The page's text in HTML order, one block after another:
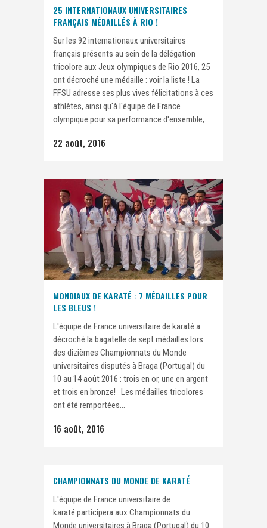
25 INTERNATIONAUX UNIVERSITAIRES
FRANÇAIS MÉDAILLÉS À RIO !
Sur les 92 internationaux universitaires
français présents au sein de la délégation
tricolore aux Jeux olympiques de Rio 2016, 25
ont décroché une médaille : voir la liste ! La
FFSU adresse ses plus vives félicitations à ces
athlètes, ainsi qu'à l'équipe de France
olympique pour sa performance d'ensemble,...
22 août, 2016
MONDIAUX DE KARATÉ : 7 MÉDAILLES POUR
LES BLEUS !
L'équipe de France universitaire de karaté a
décroché la bagatelle de sept médailles lors
des dizièmes Championnats du Monde
universitaires disputés à Braga (Portugal) du
10 au 14 août 2016 : trois en or, une en argent
et trois en bronze! Les médailles tricolores
ont été remportées...
16 août, 2016
CHAMPIONNATS DU MONDE DE KARATÉ
L'équipe de France universitaire de
karaté participera aux Championnats du
Monde universitaires à Braga (Portugal) du 10